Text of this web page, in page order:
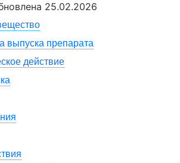
25.02.2026
выпуска препарата
действие